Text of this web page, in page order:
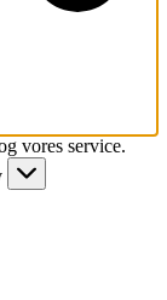
vores service.